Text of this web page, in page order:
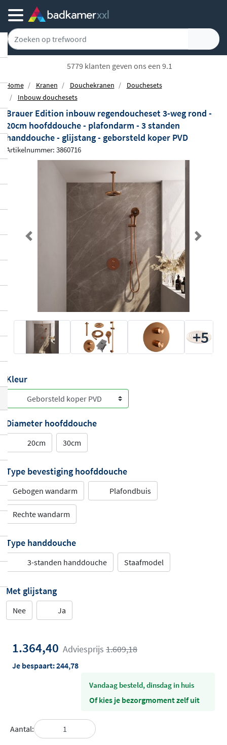
5779 klanten geven ons een 9.1
Home Kranen Douchekranen
Douchesets
Inbouw douchesets
Brauer Edition inbouw regendoucheset 3-weg rond -
20cm hoofddouche - plafondarm - 3 standen
handdouche - glijstang - geborsteld koper PVD
Artikelnummer: 3860716
Previous Next
+5
Kleur
Diameter hoofddouche
20cm 30cm
Type bevestiging hoofddouche
Gebogen wandarm Plafondbuis
Rechte wandarm
Type handdouche
3-standen handdouche Staafmodel
Met glijstang
Nee Ja
1.364,40 Adviesprijs 1.609,18
Je bespaart:244,78
vandaag besteld, dinsdag in huis
Of kies je bezorgmoment zelf uit
Aantal: